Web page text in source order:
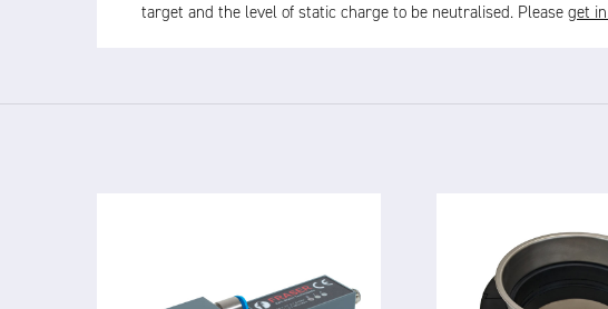
target and the level of static charge to be neutralised. Please get
PRECISION POINT IONISER
3024 DC
RING